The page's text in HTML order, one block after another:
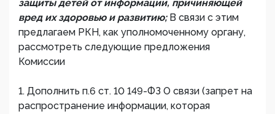
защиты детей от информации, причиняющей
вред их здоровью и развитию; В связи с этим
предлагаем РКН, как уполномоченному органу,
рассмотреть следующие предложения
Комиссии
1. Дополнить п.6 ст. 10 149-ФЗ О связи (запрет на
распространение информации, которая